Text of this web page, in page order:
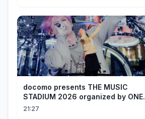
docomo presents THE MUSIC
STADIUM 2026 organized by ONE
OK ROCK [Recap]
21:27